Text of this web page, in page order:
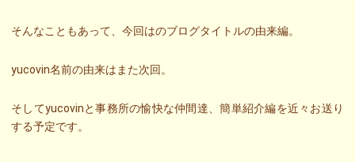
そんなこともあって、今回はのブログタイトルの由来編。
yucovin名前の由来はまた次回。
そしてyucovinと事務所の愉快な仲間達、簡単紹介編を近々お送り
する予定です。